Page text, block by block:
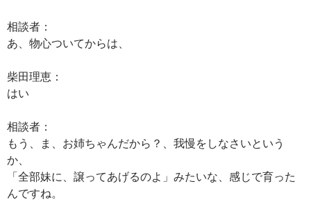
相談者：
あ、物心ついてからは、
柴田理恵：
はい
相談者：
もう、ま、お姉ちゃんだから？、我慢をしなさいという
か、
「全部妹に、譲ってあげるのよ」みたいな、感じで育った
んですね。